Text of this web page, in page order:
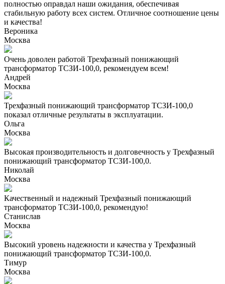
полностью оправдал наши ожидания, обеспечивая
стабильную работу всех систем. Отличное соотношение цены
и качества!
Вероника
Москва
Очень доволен работой Трехфазный понижающий
трансформатор ТСЗИ-100,0, рекомендуем всем!
Андрей
Москва
Трехфазный понижающий трансформатор ТСЗИ-100,0
показал отличные результаты в эксплуатации.
Ольга
Москва
Высокая производительность и долговечность у Трехфазный
понижающий трансформатор ТСЗИ-100,0.
Николай
Москва
Качественный и надежный Трехфазный понижающий
трансформатор ТСЗИ-100,0, рекомендую!
Станислав
Москва
Высокий уровень надежности и качества у Трехфазный
понижающий трансформатор ТСЗИ-100,0.
Тимур
Москва